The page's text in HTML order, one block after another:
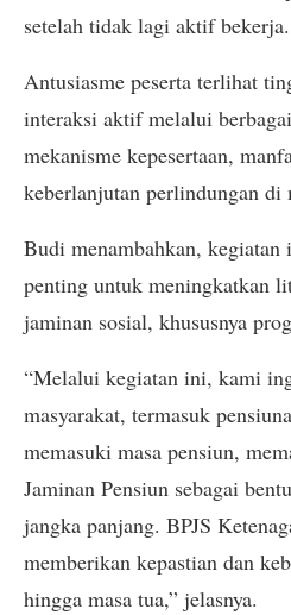
setelah tidak lagi aktif bekerja.
Antusiasme peserta terlihat
interaksi aktif melalui
mekanisme kepesertaan,
keberlanjutan perlindungan di
Budi menambahkan,
penting untuk meningkatkan
jaminan sosial, khususnya
“Melalui kegiatan ini, kami
masyarakat, termasuk
memasuki masa pensiun,
Jaminan Pensiun sebagai
jangka panjang. BPJS
memberikan kepastian dan
hingga masa tua,” jelasnya.